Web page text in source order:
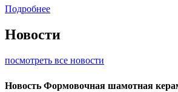
Подробнее
Новости
посмотреть все новости
Новость Формовочная шамотная